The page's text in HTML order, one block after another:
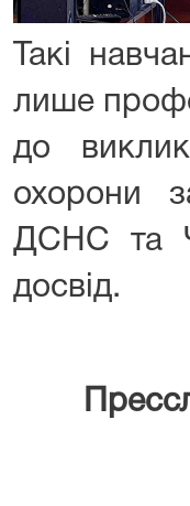
Такі
лише
до
охорони
ДСНС та
досвід.